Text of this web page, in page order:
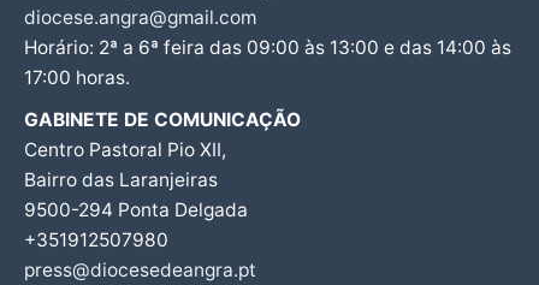
diocese.angra@gmail.com
Horário: 2ª a 6ª feira das 09:00 às 13:00 e das 14:00 às
17:00 horas.
GABINETE DE COMUNICAÇÃO
Centro Pastoral Pio XII,
Bairro das Laranjeiras
9500-294 Ponta Delgada
+351912507980
press@diocesedeangra.pt